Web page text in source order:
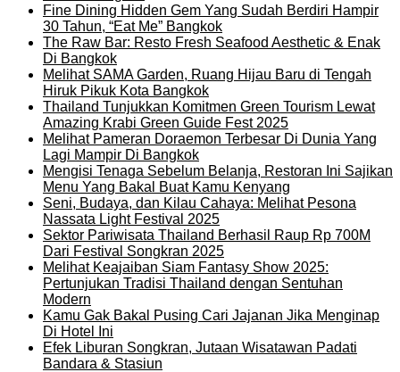
Fine Dining Hidden Gem Yang Sudah Berdiri Hampir
30 Tahun, “Eat Me” Bangkok
The Raw Bar: Resto Fresh Seafood Aesthetic & Enak
Di Bangkok
Melihat SAMA Garden, Ruang Hijau Baru di Tengah
Hiruk Pikuk Kota Bangkok
Thailand Tunjukkan Komitmen Green Tourism Lewat
Amazing Krabi Green Guide Fest 2025
Melihat Pameran Doraemon Terbesar Di Dunia Yang
Lagi Mampir Di Bangkok
Mengisi Tenaga Sebelum Belanja, Restoran Ini Sajikan
Menu Yang Bakal Buat Kamu Kenyang
Seni, Budaya, dan Kilau Cahaya: Melihat Pesona
Nassata Light Festival 2025
Sektor Pariwisata Thailand Berhasil Raup Rp 700M
Dari Festival Songkran 2025
Melihat Keajaiban Siam Fantasy Show 2025:
Pertunjukan Tradisi Thailand dengan Sentuhan
Modern
Kamu Gak Bakal Pusing Cari Jajanan Jika Menginap
Di Hotel Ini
Efek Liburan Songkran, Jutaan Wisatawan Padati
Bandara & Stasiun